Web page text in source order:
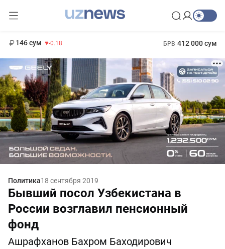
146 сум -0.18 БРВ 412 000 сум
Политика18 сентября 2019
Бывший посол Узбекистана в
России возглавил пенсионный
фонд
Ашрафханов Бахром Баходирович